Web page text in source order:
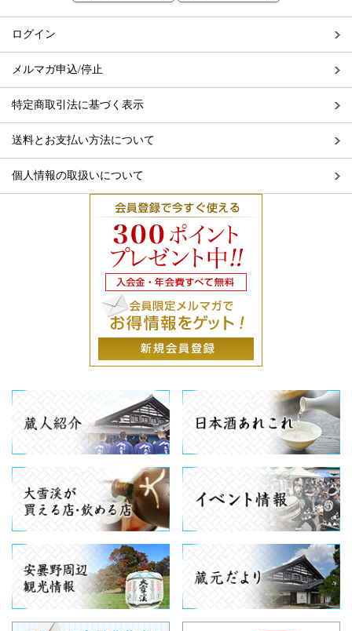
ログイン
メルマガ申込/停止
特定商取引法に基づく表示
送料とお支払い方法について
個人情報の取扱いについて